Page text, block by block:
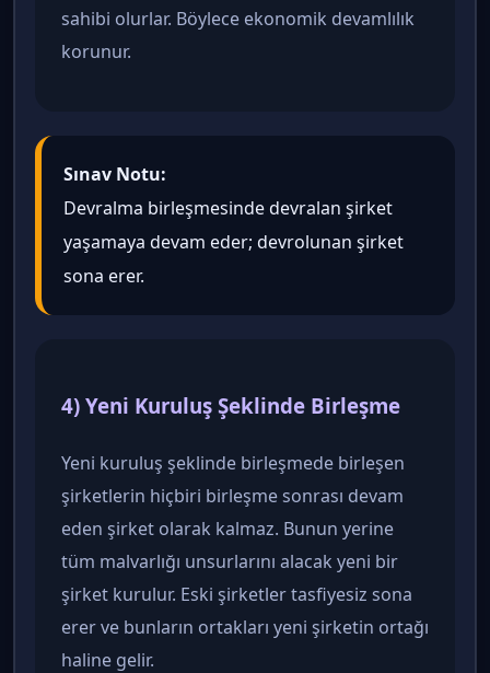
sahibi olurlar. Böylece ekonomik devamlılık
korunur.
Sınav Notu:
Devralma birleşmesinde devralan şirket
yaşamaya devam eder; devrolunan şirket
sona erer.
4) Yeni Kuruluş Şeklinde Birleşme
Yeni kuruluş şeklinde birleşmede birleşen
şirketlerin hiçbiri birleşme sonrası devam
eden şirket olarak kalmaz. Bunun yerine
tüm malvarlığı unsurlarını alacak yeni bir
şirket kurulur. Eski şirketler tasfiyesiz sona
erer ve bunların ortakları yeni şirketin ortağı
haline gelir.